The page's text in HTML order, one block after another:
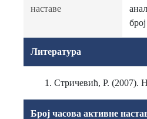
наставе
Литература
Стричевић, Р. (2007).
Број часова активне